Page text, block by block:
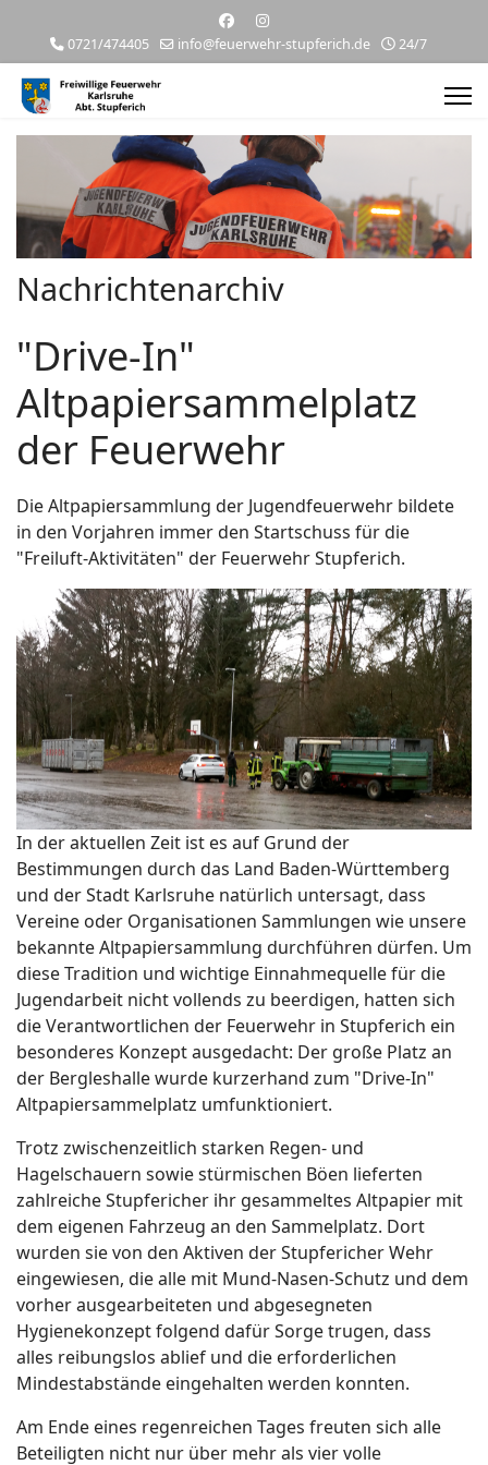
0721/474405 info@feuerwehr-stupferich.de 24/7
Nachrichtenarchiv
"Drive-In"
Altpapiersammelplatz
der Feuerwehr
Die Altpapiersammlung der Jugendfeuerwehr bildete
in den Vorjahren immer den Startschuss für die
"Freiluft-Aktivitäten" der Feuerwehr Stupferich.
In der aktuellen Zeit ist es auf Grund der
Bestimmungen durch das Land Baden-Württemberg
und der Stadt Karlsruhe natürlich untersagt, dass
Vereine oder Organisationen Sammlungen wie unsere
bekannte Altpapiersammlung durchführen dürfen. Um
diese Tradition und wichtige Einnahmequelle für die
Jugendarbeit nicht vollends zu beerdigen, hatten sich
die Verantwortlichen der Feuerwehr in Stupferich ein
besonderes Konzept ausgedacht: Der große Platz an
der Bergleshalle wurde kurzerhand zum "Drive-In"
Altpapiersammelplatz umfunktioniert.
Trotz zwischenzeitlich starken Regen- und
Hagelschauern sowie stürmischen Böen lieferten
zahlreiche Stupfericher ihr gesammeltes Altpapier mit
dem eigenen Fahrzeug an den Sammelplatz. Dort
wurden sie von den Aktiven der Stupfericher Wehr
eingewiesen, die alle mit Mund-Nasen-Schutz und dem
vorher ausgearbeiteten und abgesegneten
Hygienekonzept folgend dafür Sorge trugen, dass
alles reibungslos ablief und die erforderlichen
Mindestabstände eingehalten werden konnten.
Am Ende eines regenreichen Tages freuten sich alle
Beteiligten nicht nur über mehr als vier volle